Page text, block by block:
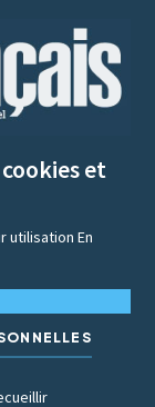
cookies et
utilisationEn